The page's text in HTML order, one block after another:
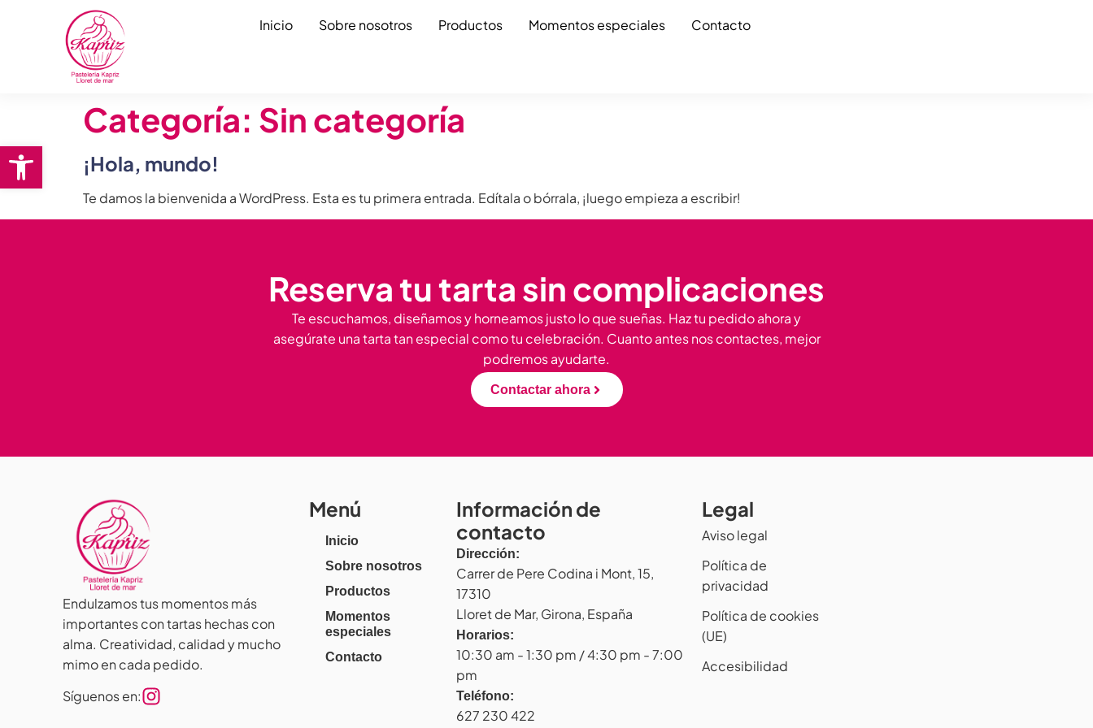
Abrir barra de herramientas
Inicio Sobre nosotros Productos Momentos especiales Contacto
Categoría: Sin categoría
¡Hola, mundo!
Te damos la bienvenida a WordPress. Esta es tu primera entrada. Edítala o bórrala, ¡luego empieza a escribir!
Reserva tu tarta sin complicaciones
Te escuchamos, diseñamos y horneamos justo lo que sueñas. Haz tu pedido ahora y
asegúrate una tarta tan especial como tu celebración. Cuanto antes nos contactes, mejor
podremos ayudarte.
Contactar ahora
Endulzamos tus momentos más
importantes con tartas hechas con
alma. Creatividad, calidad y mucho
mimo en cada pedido.
Síguenos en:
Menú
Inicio
Sobre nosotros
Productos
Momentos
especiales
Contacto
Información de
contacto
Dirección:
Carrer de Pere Codina i Mont, 15,
17310
Lloret de Mar, Girona, España
Horarios:
10:30 am - 1:30 pm / 4:30 pm - 7:00
pm
Teléfono:
627 230 422
Legal
Aviso legal
Política de
privacidad
Política de cookies
(UE)
Accesibilidad